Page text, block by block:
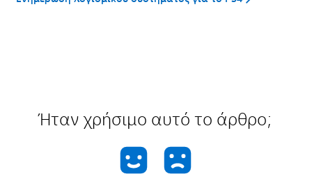
Ήταν χρήσιμο αυτό το άρθρο;